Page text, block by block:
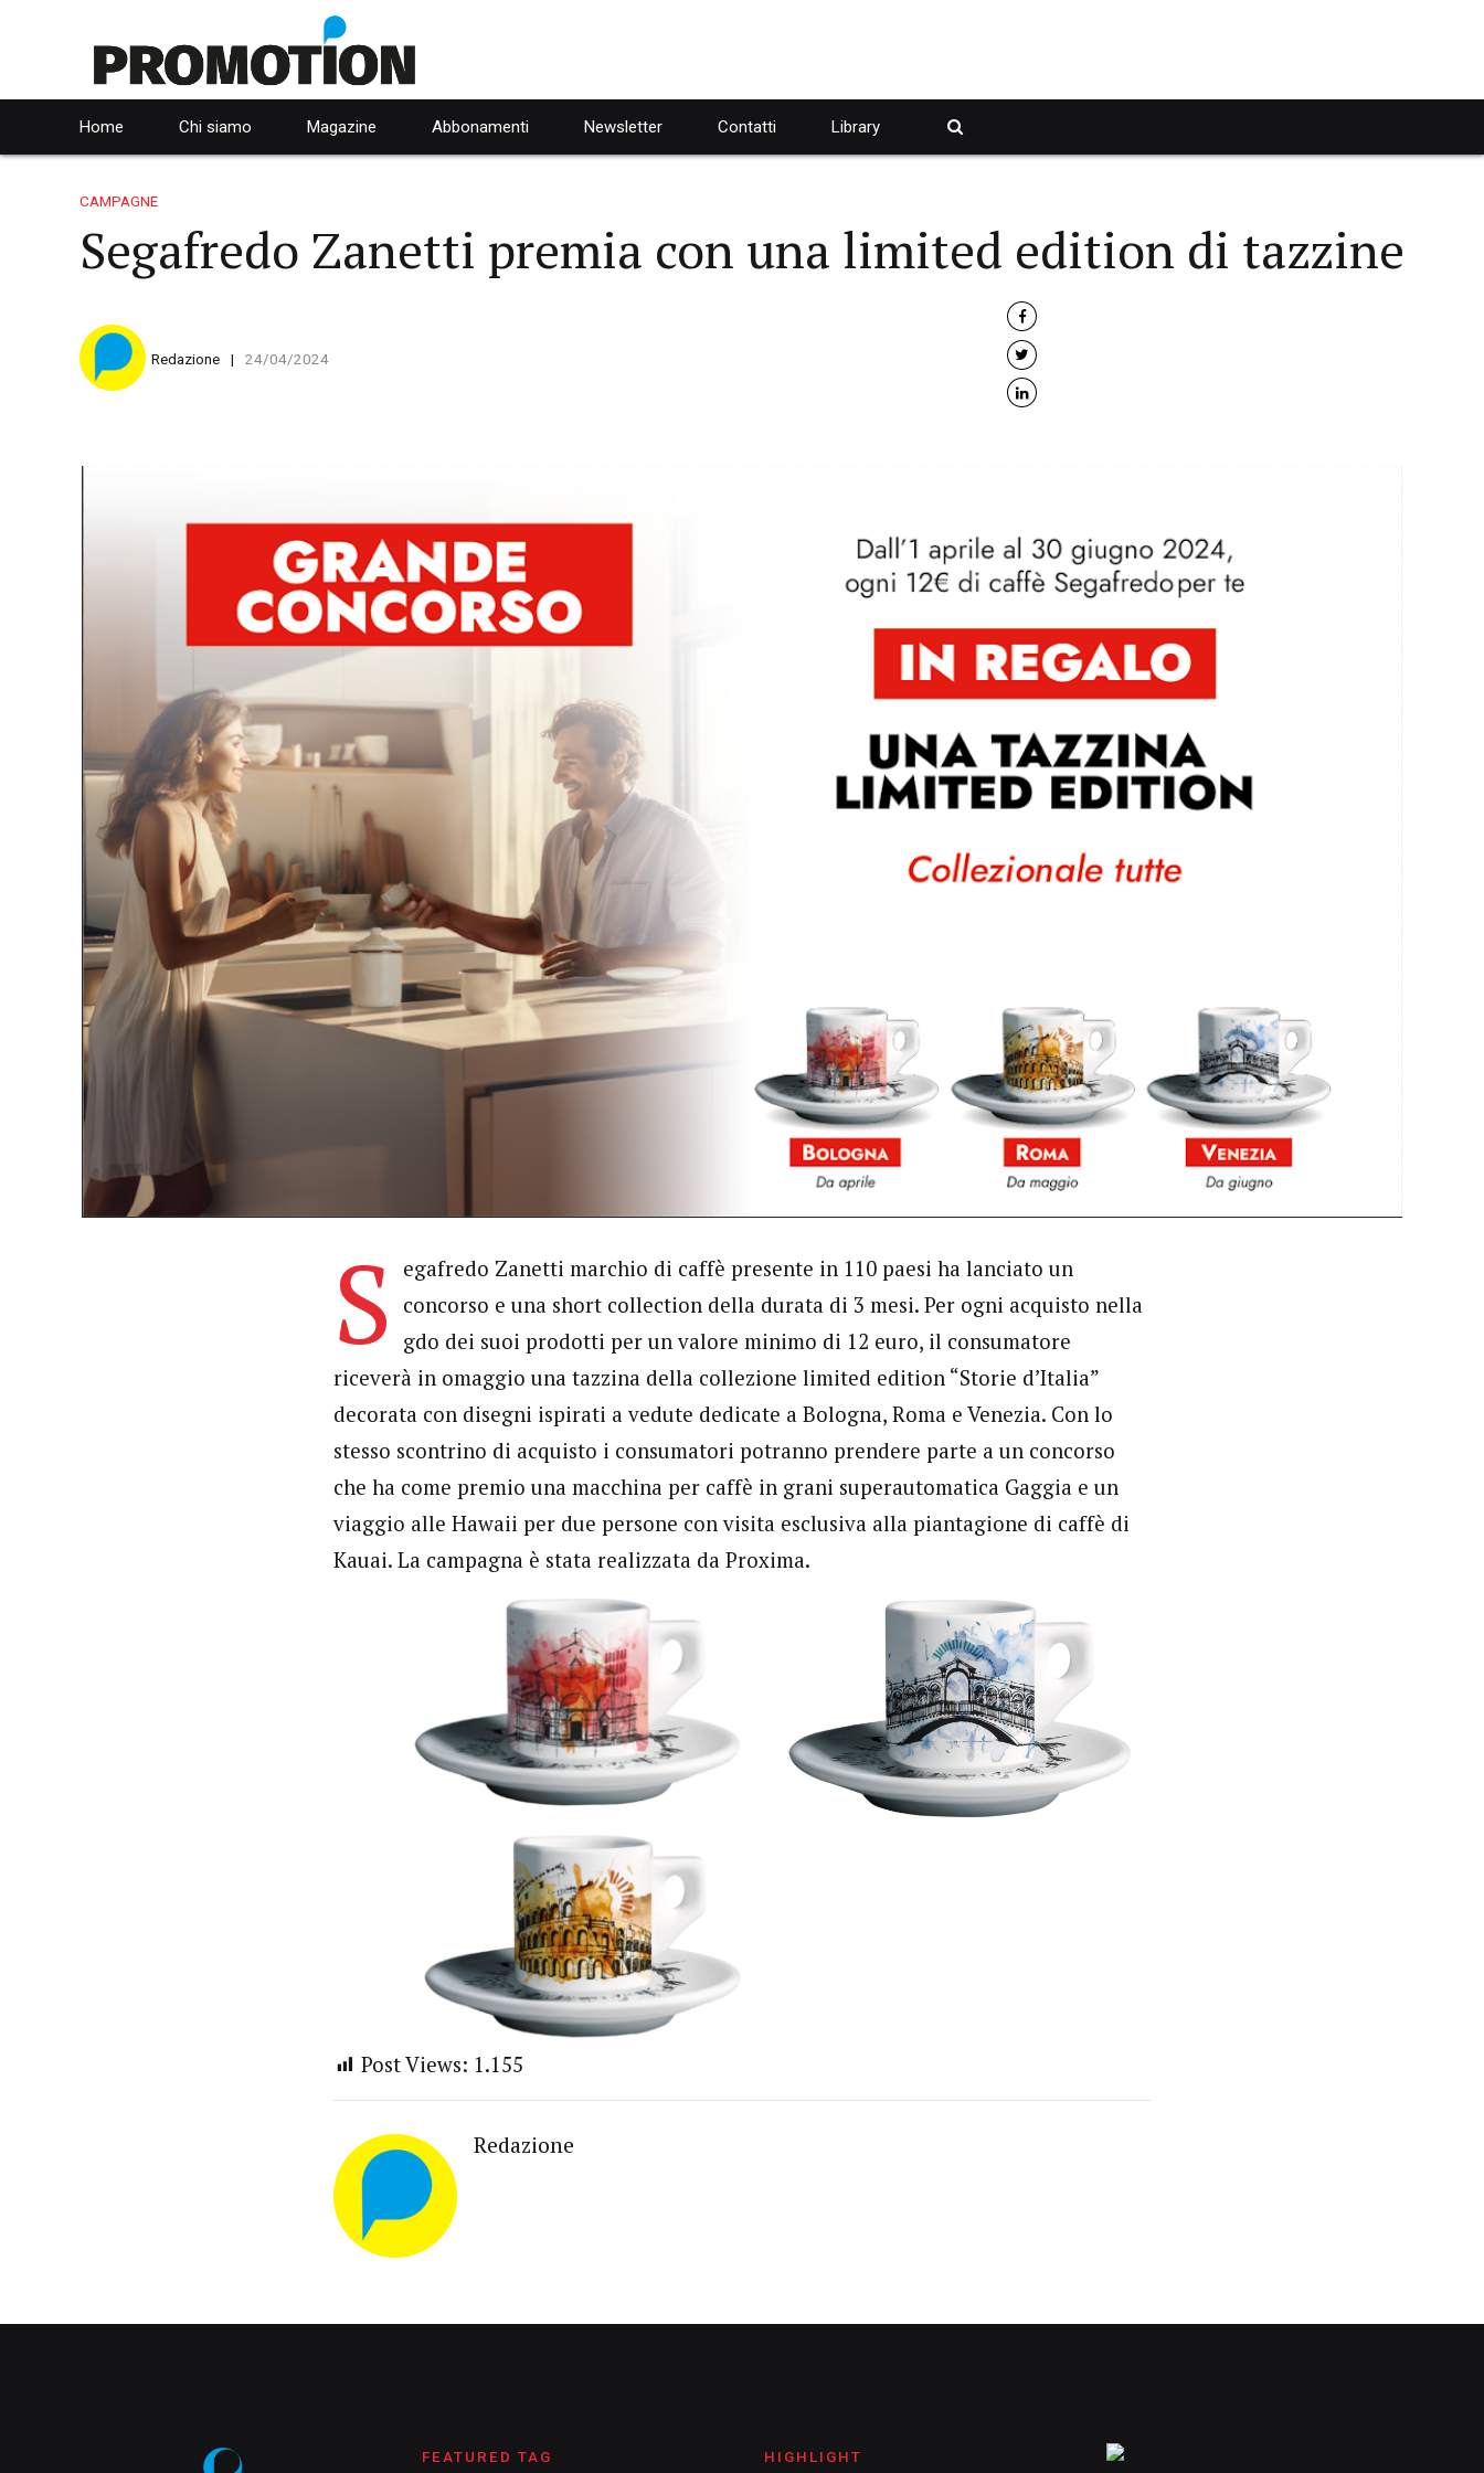
Home Chi siamo Magazine Abbonamenti Newsletter Contatti Library
CAMPAGNE
Segafredo Zanetti premia con una limited edition di tazzine
Redazione 24/04/2024
S
egafredo Zanetti marchio di caffè presente in 110 paesi ha lanciato un
concorso e una short collection della durata di 3 mesi. Per ogni acquisto nella
gdo dei suoi prodotti per un valore minimo di 12 euro, il consumatore
riceverà in omaggio una tazzina della collezione limited edition “Storie d’Italia”
decorata con disegni ispirati a vedute dedicate a Bologna, Roma e Venezia. Con lo
stesso scontrino di acquisto i consumatori potranno prendere parte a un concorso
che ha come premio una macchina per caffè in grani superautomatica Gaggia e un
viaggio alle Hawaii per due persone con visita esclusiva alla piantagione di caffè di
Kauai. La campagna è stata realizzata da Proxima.
Post Views: 1.155
Redazione
FEATURED TAG HIGHLIGHT